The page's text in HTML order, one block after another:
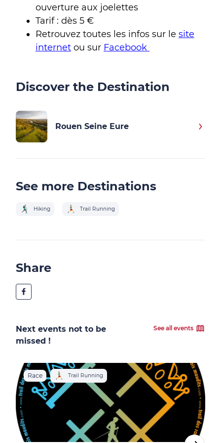
ouverture aux joelettes
Tarif : dès 5 €
Retrouvez toutes les infos sur le site
internet ou sur Facebook
Discover the Destination
Rouen Seine Eure
See more Destinations
Hiking Trail Running
Share
Next events not to be
missed !
See all events
Race Trail Running